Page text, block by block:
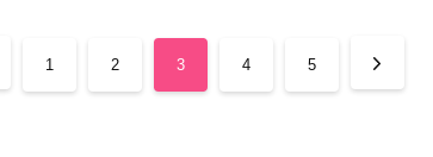
1 2 3 4 5